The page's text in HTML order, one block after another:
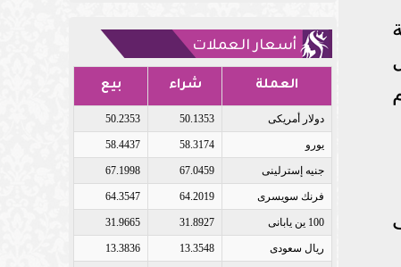
أسعار العملات
العملة شراء بيع
دولار أمريكى 50.1353
50.2353
يورو 58.3174
58.4437
جنيه إسترلينى 67.0459
67.1998
فرنك سويسرى 64.2019
64.3547
100 ين يابانى 31.8927
31.9665
ريال سعودى 13.3548
13.3836